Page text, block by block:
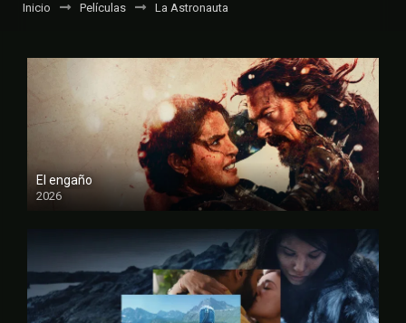
Inicio Películas La Astronauta
El engaño
2026
FULL HD